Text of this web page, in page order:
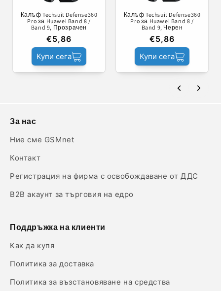
Калъф Techsuit Defense360
Pro за Huawei Band 8 /
Band 9, Прозрачен
€5,86
Купи сега
Калъф Techsuit Defense360
Pro за Huawei Band 8 /
Band 9, Черен
€5,86
Купи сега
За нас
Ние сме GSMnet
Контакт
Регистрация на фирма с освобождаване от ДДС
B2B акаунт за търговия на едро
Поддръжка на клиенти
Как да купя
Политика за доставка
Политика за възстановяване на средства